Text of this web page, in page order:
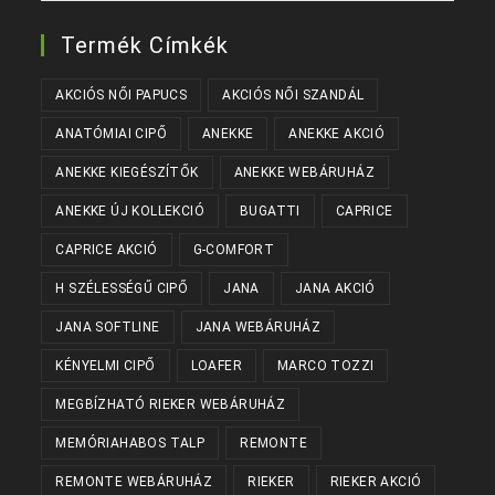
Termék Címkék
AKCIÓS NŐI PAPUCS AKCIÓS NŐI SZANDÁL
ANATÓMIAI CIPŐ ANEKKE ANEKKE AKCIÓ
ANEKKE KIEGÉSZÍTŐK ANEKKE WEBÁRUHÁZ
ANEKKE ÚJ KOLLEKCIÓ BUGATTI CAPRICE
CAPRICE AKCIÓ G-COMFORT
H SZÉLESSÉGŰ CIPŐ JANA JANA AKCIÓ
JANA SOFTLINE JANA WEBÁRUHÁZ
KÉNYELMI CIPŐ LOAFER MARCO TOZZI
MEGBÍZHATÓ RIEKER WEBÁRUHÁZ
MEMÓRIAHABOS TALP REMONTE
REMONTE WEBÁRUHÁZ RIEKER RIEKER AKCIÓ